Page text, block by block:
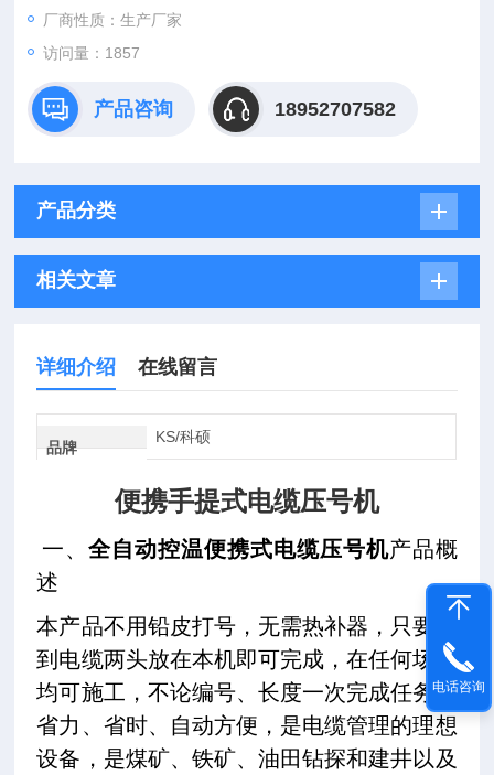
铁矿、油田钻探和建井以及各大工厂橡胶电缆线打号的理想选
择。
厂商性质：生产厂家
访问量：1857
产品咨询 18952707582
产品分类
相关文章
详细介绍 在线留言
品牌
KS/科硕
便携手提式电缆压号机
一、全自动控温便携式电缆压号机产品概
述
本产品不用铅皮打号，无需热补器，只要找
到电缆两头放在本机即可完成，在任何场地
均可施工，不论编号、长度一次完成任务，
省力、省时、自动方便，是电缆管理的理想
设备，是煤矿、铁矿、油田钻探和建井以及
电话咨询